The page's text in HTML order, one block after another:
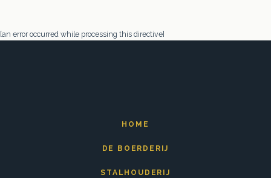
[an error occurred while processing this directive]
HOME
DE BOERDERIJ
STALHOUDERIJ